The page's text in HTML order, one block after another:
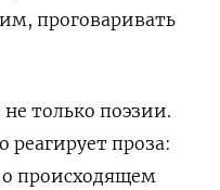
проговаривать
только поэзии.
реагирует проза:
происходящем